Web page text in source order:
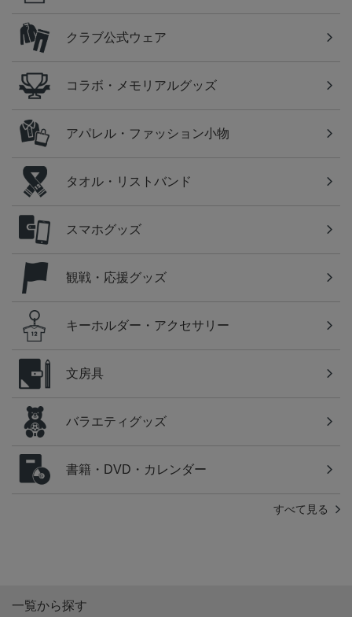
クラブ公式ウェア
コラボ・メモリアルグッズ
アパレル・ファッション小物
タオル・リストバンド
スマホグッズ
観戦・応援グッズ
キーホルダー・アクセサリー
文房具
バラエティグッズ
書籍・DVD・カレンダー
すべて見る
一覧から探す